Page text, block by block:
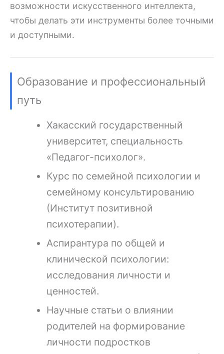
возможности искусственного интеллекта,
чтобы делать эти инструменты более точными
и доступными.
Образование и профессиональный
путь
Хакасский государственный
университет, специальность
«Педагог-психолог».
Курс по семейной психологии и
семейному консультированию
(Институт позитивной
психотерапии).
Аспирантура по общей и
клинической психологии:
исследования личности и
ценностей.
Научные статьи о влиянии
родителей на формирование
личности подростков